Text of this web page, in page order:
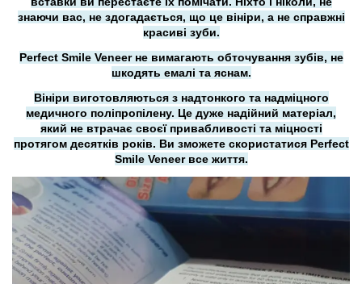
знаючи вас, не здогадається, що це вініри, а не справжні
красиві зуби.
Perfect Smile Veneer не вимагають обточування зубів, не
шкодять емалі та яснам.
Вініри виготовляються з надтонкого та надміцного
медичного поліпропілену. Це дуже надійний матеріал,
який не втрачає своєї привабливості та міцності
протягом десятків років. Ви зможете скористатися Perfect
Smile Veneer все життя.